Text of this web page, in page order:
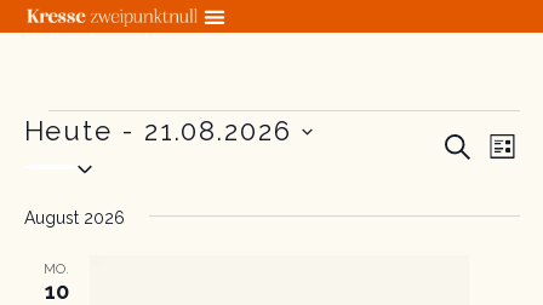
Zum
Veranstaltungen
SUCHE
Heute - 21.08.2026
August 2026
MO.
10